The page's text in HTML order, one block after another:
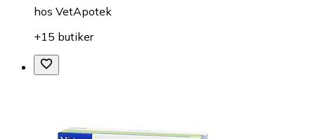
hos VetApotek
+15 butiker